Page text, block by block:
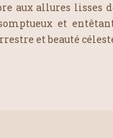
aux allures lisses
et
et beauté